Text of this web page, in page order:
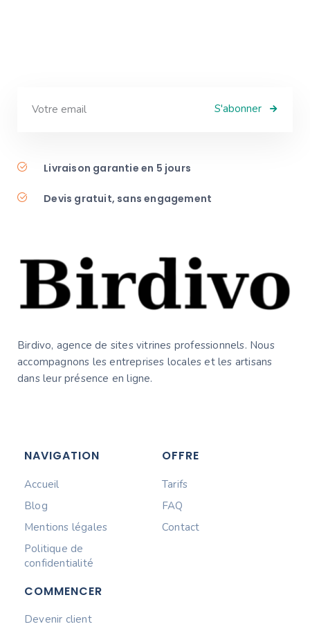
S'abonner
Livraison garantie en 5 jours
Devis gratuit, sans engagement
Birdivo, agence de sites vitrines professionnels. Nous
accompagnons les entreprises locales et les artisans
dans leur présence en ligne.
NAVIGATION
Accueil
Blog
Mentions légales
Politique de
confidentialité
OFFRE
Tarifs
FAQ
Contact
COMMENCER
Devenir client